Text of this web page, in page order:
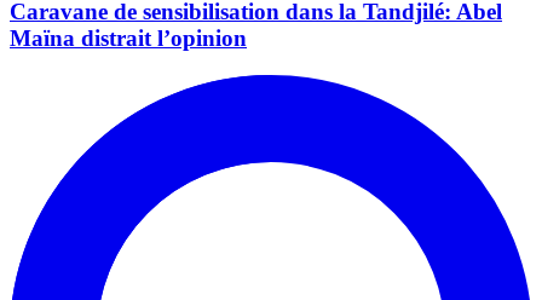
Caravane de sensibilisation dans la Tandjilé: Abel
Maïna distrait l’opinion